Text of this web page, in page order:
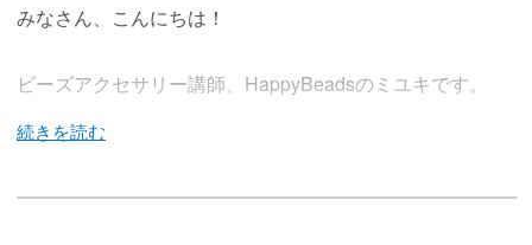
みなさん、こんにちは！
ビーズアクセサリー講師、HappyBeadsのミユキです。